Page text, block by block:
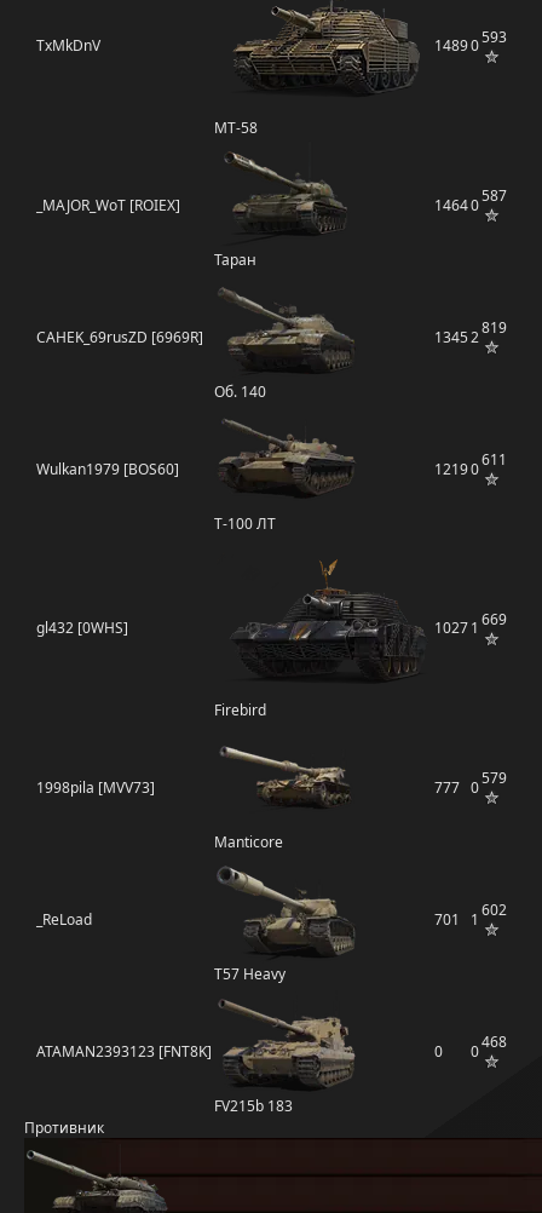
TxMkDnV
MT-58
14890593
_MAJOR_WoT [ROIEX]
Таран
14640587
CAHEK_69rusZD [6969R]
Об. 140
13452819
Wulkan1979 [BOS60]
Т-100 ЛТ
12190611
gl432 [0WHS]
Firebird
10271 669
1998pila [MVV73]
Manticore
777 0579
_ReLoad
T57 Heavy
701 1 602
ATAMAN2393123 [FNT8K]
FV215b 183
0 0468
Противник